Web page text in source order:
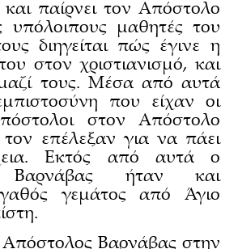
παίρνει τον Απόστολο
μαθητές του
διηγείται πώς έγινε η
στον χριστιανισμό, και
τους. Μέσα από αυτά
που είχαν οι
στον Απόστολο
επέλεξαν για να πάει
Εκτός από αυτά ο
Βαρνάβας ήταν και
γεμάτος από Άγιο
Βαρνάβας στην